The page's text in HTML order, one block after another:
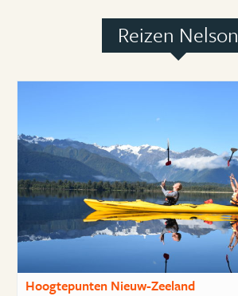
Reizen Nelson
Hoogtepunten Nieuw-Zeeland